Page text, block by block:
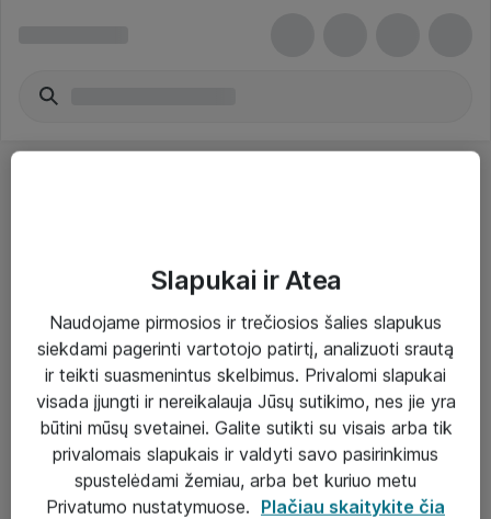
Paslaugos
Sprendimai
Įgyvendinti projektai
Atea ekspertų patarimai verslui
Slapukai ir Atea
Naudojame pirmosios ir trečiosios šalies slapukus
siekdami pagerinti vartotojo patirtį, analizuoti srautą
ir teikti suasmenintus skelbimus. Privalomi slapukai
visada įjungti ir nereikalauja Jūsų sutikimo, nes jie yra
būtini mūsų svetainei. Galite sutikti su visais arba tik
privalomais slapukais ir valdyti savo pasirinkimus
spustelėdami žemiau, arba bet kuriuo metu
Privatumo nustatymuose. Plačiau skaitykite čia